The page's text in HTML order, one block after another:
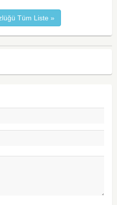
Tüm Liste »